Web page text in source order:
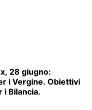
28 giugno:
i Vergine. Obiettivi
i Bilancia.